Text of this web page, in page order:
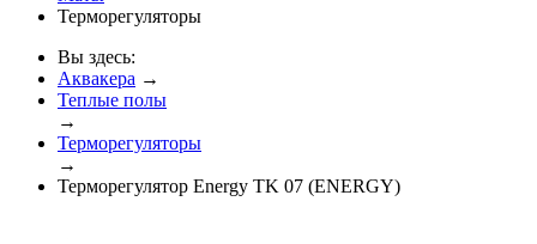
Терморегуляторы
Вы здесь:
Аквакера →
Теплые полы
→
Терморегуляторы
→
Терморегулятор Energy TK 07 (ENERGY)